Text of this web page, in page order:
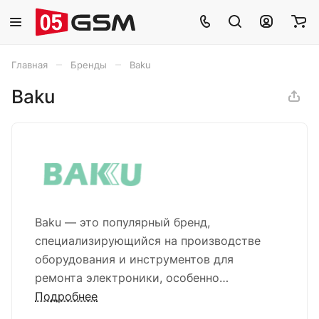
Главная Бренды Baku
Baku
Baku — это популярный бренд,
специализирующийся на производстве
оборудования и инструментов для
ремонта электроники, особенно
мобильных устройств. Продукция этого
Подробнее